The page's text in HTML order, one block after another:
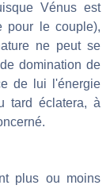
Vénus est
pour le couple),
ne peut se
domination de
de lui l'énergie
tard éclatera, à
plus ou moins